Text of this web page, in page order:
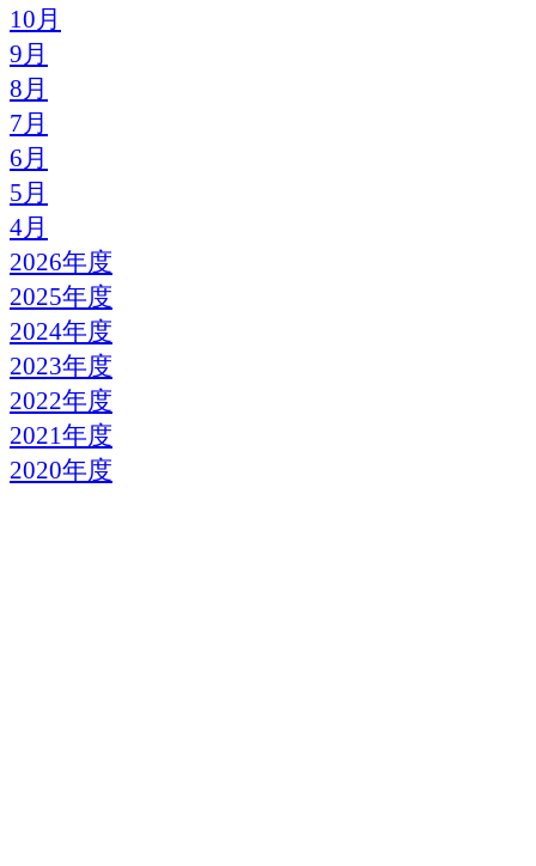
10月
9月
8月
7月
6月
5月
4月
2026年度
2025年度
2024年度
2023年度
2022年度
2021年度
2020年度